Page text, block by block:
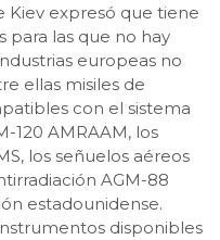
Kiev expresó que tiene
para las que no hay
europeas no
ellas misiles de
con el sistema
120 AMRAAM, los
los señuelos aéreos
AGM-88
estadounidense.
disponibles